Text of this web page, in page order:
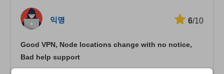
익명 6/10
Good VPN, Node locations change with no notice,
Bad help support